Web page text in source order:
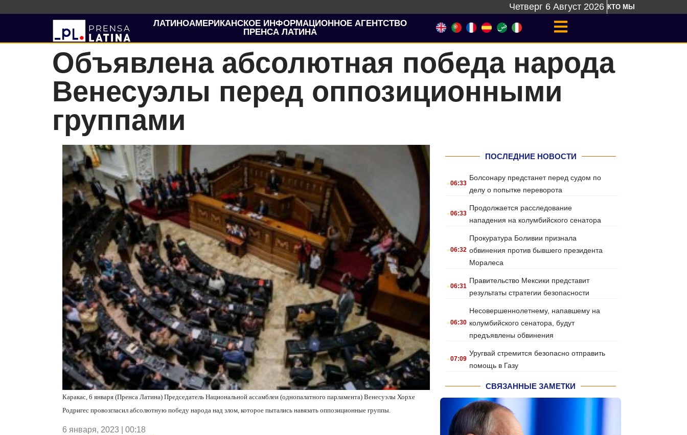
Четверг 6 Август 2026 КТО МЫ
ЛАТИНОАМЕРИКАНСКОЕ ИНФОРМАЦИОННОЕ АГЕНТСТВО
ПРЕНСА ЛАТИНА
Объявлена​​ абсолютная победа народа
Венесуэлы перед оппозиционными
группами
Каракас, 6 января (Пренса Латина) Председатель Национальной ассамблеи (однопалатного парламента) Венесуэлы Хорхе
Родригес провозгласил абсолютную победу народа над злом, которое пытались навязать оппозиционные группы.
6 января, 2023 | 00:18
ПОСЛЕДНИЕ НОВОСТИ
.06:33
Болсонару предстанет перед судом по
делу о попытке переворота
.06:33
Продолжается расследование
нападения на колумбийского сенатора
.06:32
Прокуратура Боливии признала
обвинения против бывшего президента
Моралеса
.06:31
Правительство Мексики представит
результаты стратегии безопасности
.06:30
Несовершеннолетнему, напавшему на
колумбийского сенатора, будут
предъявлены обвинения
.07:09
Уругвай стремится безопасно отправить
помощь в Газу
СВЯЗАННЫЕ ЗАМЕТКИ